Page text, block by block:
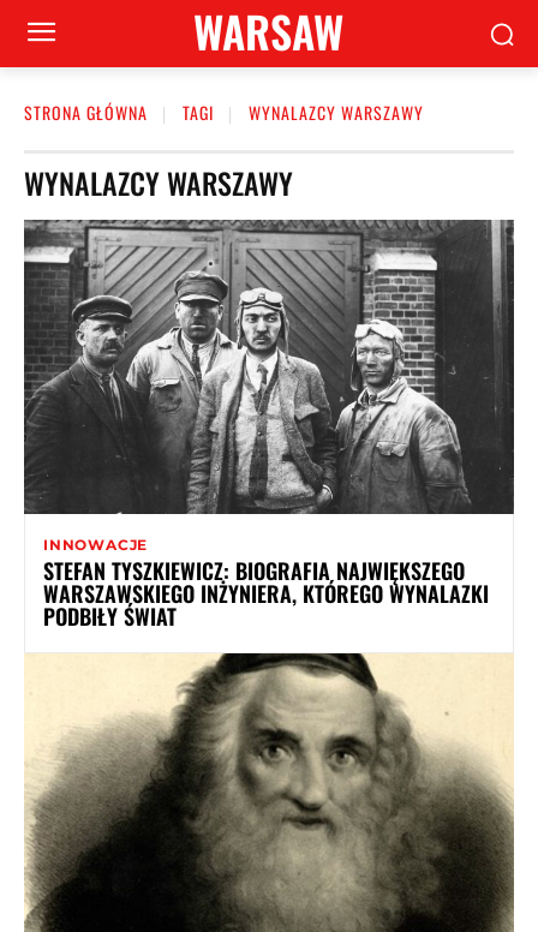
WARSAW
STRONA GŁÓWNA TAGI WYNALAZCY WARSZAWY
WYNALAZCY WARSZAWY
INNOWACJE
STEFAN TYSZKIEWICZ: BIOGRAFIA NAJWIĘKSZEGO
WARSZAWSKIEGO INŻYNIERA, KTÓREGO WYNALAZKI
PODBIŁY ŚWIAT